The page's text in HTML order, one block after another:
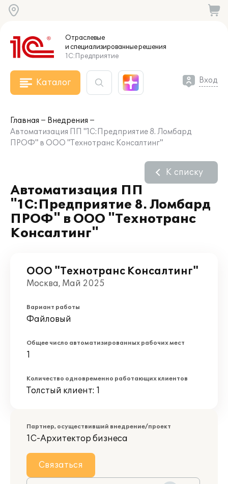
Отраслевые
и специализированныерешения
1С:Предприятие
Каталог Вход
Главная
Внедрения
Автоматизация ПП "1С:Предприятие 8. Ломбард
ПРОФ" в ООО "Технотранс Консалтинг"
Автоматизация ПП
"1С:Предприятие 8. Ломбард
ПРОФ" в ООО "Технотранс
Консалтинг"
К списку
ООО "Технотранс Консалтинг"
Москва, Май 2025
Вариант работы
Файловый
Общее число автоматизированных рабочих мест
1
Количество одновременно работающих клиентов
Толстый клиент: 1
Партнер, осуществивший внедрение/проект
1С-Архитектор бизнеса
Связаться